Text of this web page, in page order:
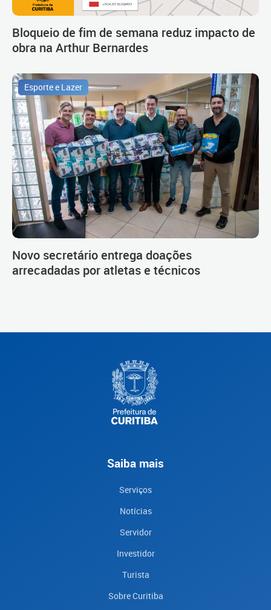
Bloqueio de fim de semana reduz impacto de
obra na Arthur Bernardes
Esporte e Lazer
Novo secretário entrega doações
arrecadadas por atletas e técnicos
Saiba mais
Serviços
Notícias
Servidor
Investidor
Turista
Sobre Curitiba